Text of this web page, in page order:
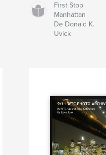
First Stop
Manhattan
De Donald K.
Uvick